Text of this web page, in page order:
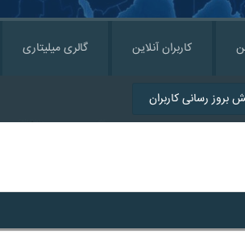
کاربران آنلاین گالری میلیتاری
بروز رسانی کاربران